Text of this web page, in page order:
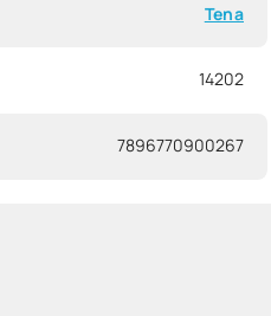
Tena
14202
7896770900267